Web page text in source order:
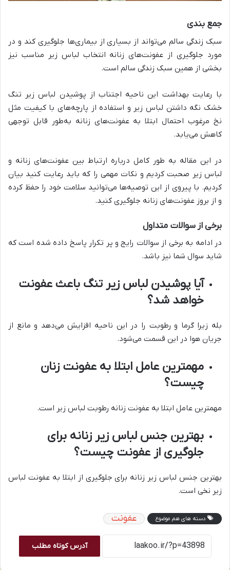
جمع ‌بندی
سبک زندگی سالم می‌تواند از بسیاری از بیماری‌ها جلوگیری کند و در
مورد جلوگیری از عفونت‌های زنانه انتخاب لباس زیر مناسب نیز
بخشی از همین سبک زندگی سالم است.
با رعایت بهداشت این ناحیه اجتناب از پوشیدن لباس زیر تنگ
خشک نگه داشتن لباس زیر و استفاده از پارچه‌های با کیفیت مثل
نخ مرغوب احتمال ابتلا به عفونت‌های زنانه به‌طور قابل توجهی
کاهش می‌یابد.
در این مقاله به ‌طور کامل درباره ارتباط بین عفونت‌های زنانه و
لباس زیر صحبت کردیم و نکات مهمی را که باید رعایت کنید بیان
کردیم. با پیروی از این توصیه‌ها می‌توانید سلامت خود را حفظ کرده
و از بروز عفونت‌های زنانه جلوگیری کنید.
برخی از سوالات متداول
در ادامه به برخی از سوالات رایج و پر تکرار پاسخ داده شده است که
شاید سوال شما نیز باشد.
آیا پوشیدن لباس زیر تنگ باعث عفونت
خواهد شد؟
بله زیرا گرما و رطوبت را در این ناحیه افزایش می‌دهد و مانع از
جریان هوا در این قسمت می‌شود.
مهمترین عامل ابتلا به عفونت زنان
چیست؟
مهمترین عامل ابتلا به عفونت زنانه رطوبت لباس زیر است.
بهترین جنس لباس زیر زنانه برای
جلوگیری از عفونت چیست؟
بهترین جنس لباس زیر زنانه برای جلوگیری از ابتلا به عفونت لباس
زیر نخی است.
دسته های هم موضوع عفونت
آدرس کوتاه مطلب